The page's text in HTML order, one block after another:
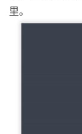
里。